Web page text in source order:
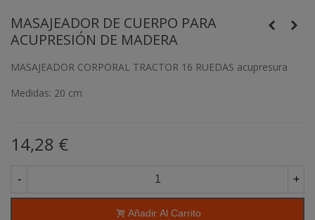
MASAJEADOR DE CUERPO PARA
ACUPRESIÓN DE MADERA
MASAJEADOR CORPORAL TRACTOR 16 RUEDAS acupresura
Medidas: 20 cm
14,28 €
- +
Añadir Al Carrito